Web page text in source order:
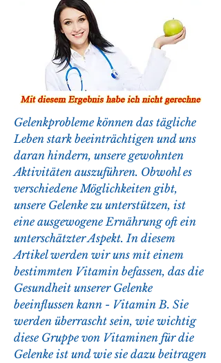
Gelenkprobleme können das tägliche
Leben stark beeinträchtigen und uns
daran hindern, unsere gewohnten
Aktivitäten auszuführen. Obwohl es
verschiedene Möglichkeiten gibt,
unsere Gelenke zu unterstützen, ist
eine ausgewogene Ernährung oft ein
unterschätzter Aspekt. In diesem
Artikel werden wir uns mit einem
bestimmten Vitamin befassen, das die
Gesundheit unserer Gelenke
beeinflussen kann - Vitamin B. Sie
werden überrascht sein, wie wichtig
diese Gruppe von Vitaminen für die
Gelenke ist und wie sie dazu beitragen